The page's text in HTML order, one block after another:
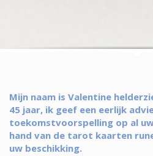
Mijn naam is Valentine
45 jaar, ik geef een eerlijk
toekomstvoorspelling op al
hand van de tarot kaarten
uw beschikking.